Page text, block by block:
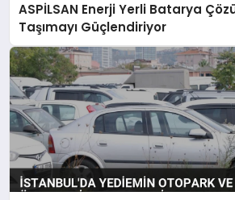
ASPİLSAN Enerji Yerli Batarya
Taşımayı Güçlendiriyor